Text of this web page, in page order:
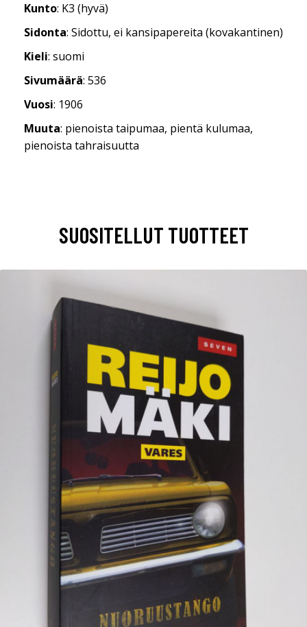
Kunto: K3 (hyvä)
Sidonta: Sidottu, ei kansipapereita (kovakantinen)
Kieli: suomi
Sivumäärä: 536
Vuosi: 1906
Muuta: pienoista taipumaa, pientä kulumaa,
pienoista tahraisuutta
SUOSITELLUT TUOTTEET